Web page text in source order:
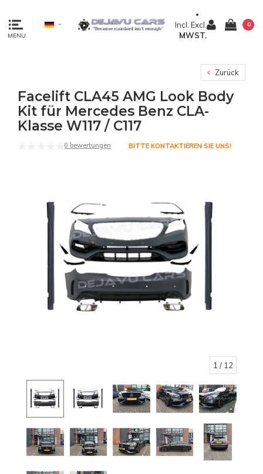
MENU
Incl. Excl.
MWST.
0
Zurück
Facelift CLA45 AMG Look Body
Kit für Mercedes Benz CLA-
Klasse W117 / C117
0 bewertungen BITTE KONTAKTIEREN SIE UNS!
1 / 12